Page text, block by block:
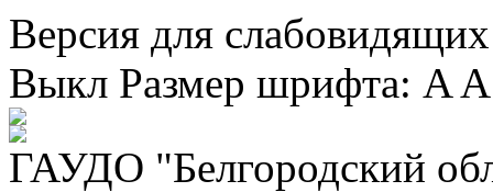
Версия для
Выкл Размер шрифта: A A
ГАУДО "Белгородский